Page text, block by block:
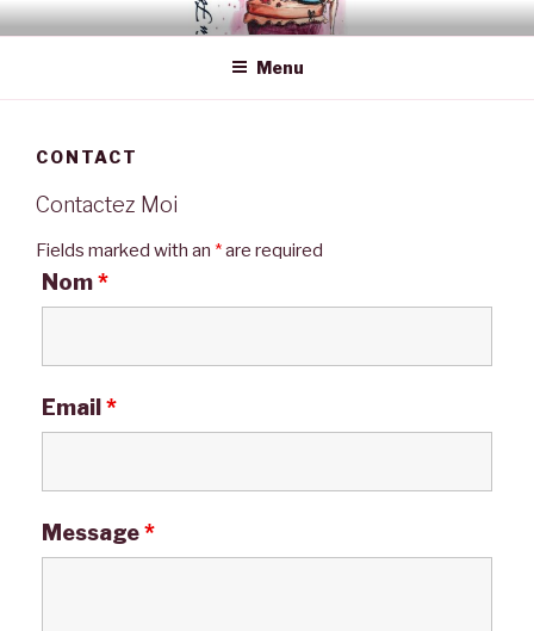
Skip
to
DU FÉE MAINS
Le Plaisir de la Création
Menu
CONTACT
Contactez Moi
Fields marked with an *are required
Nom*
Email*
Message*